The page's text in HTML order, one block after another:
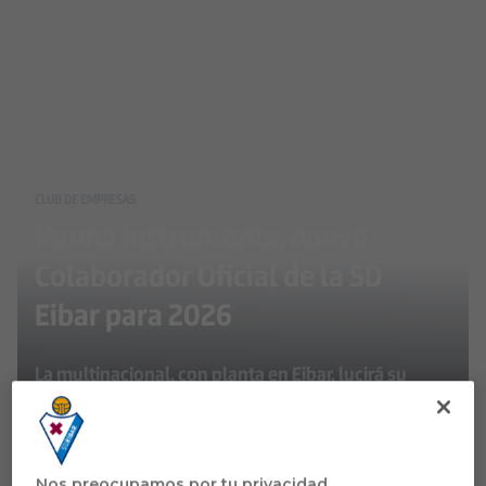
Eibar para 2026
La multinacional, con planta en Eibar, lucirá su
marca en el equipo de la SD Eibar Fundazioa de
LaLiga Genuine, reforzando su compromiso con el
fútbol inclusivo y el tejido empresarial local